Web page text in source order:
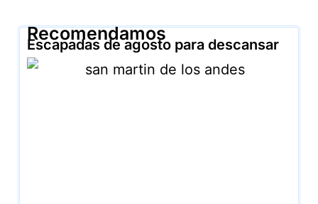
Recomendamos
Escapadas de agosto para descansar